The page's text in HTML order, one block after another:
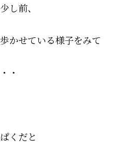
し前、
かせている様子をみて
・
くだと